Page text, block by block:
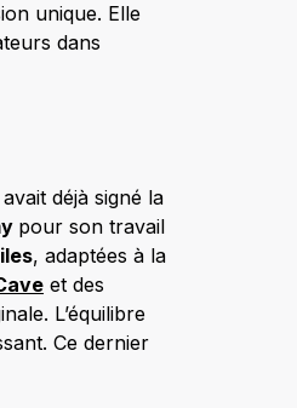
unique. Elle
dans
déjà signé la
pour son travail
, adaptées à la
et des
L’équilibre
Ce dernier